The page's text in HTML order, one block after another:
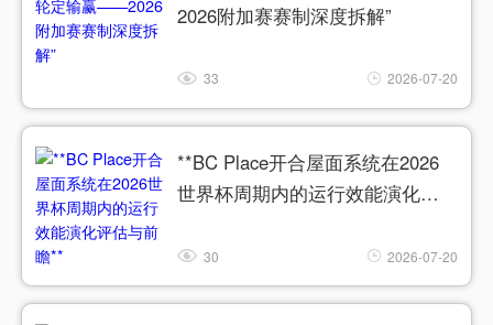
2026附加赛赛制深度拆解”
33 2026-07-20
**BC Place开合屋面系统在2026
世界杯周期内的运行效能演化评
30 2026-07-20